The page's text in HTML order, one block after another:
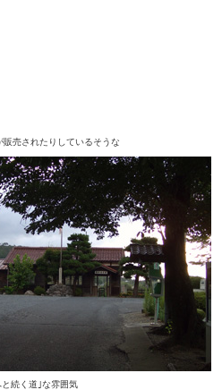
売されたりしているそうな
続く道｣な雰囲気